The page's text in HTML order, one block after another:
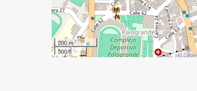
200 m
500 ft